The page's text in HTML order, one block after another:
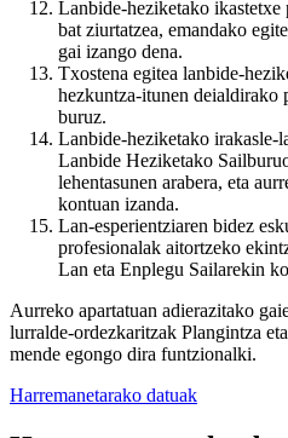
Lanbide-heziketako
bat ziurtatzea, emandako
gai izango dena.
Txostena egitea lanbide-
hezkuntza-itunen deialdirako
buruz.
Lanbide-heziketako irakasle-
Lanbide Heziketako
lehentasunen arabera, eta
kontuan izanda.
Lan-esperientziaren bidez
profesionalak aitortzeko
Lan eta Enplegu Sailarekin
Aurreko apartatuan adierazitako
lurralde-ordezkaritzak Plangintza
mende egongo dira funtzionalki.
Harremanetarako datuak